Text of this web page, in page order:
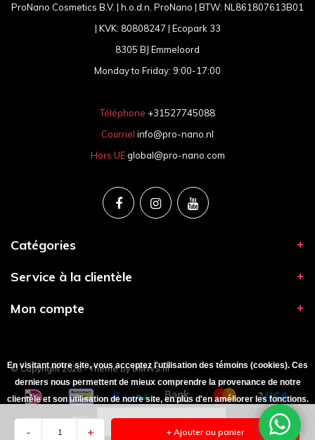
- + + Ajouter au panier
ProNano Cosmetics B.V. | h.o.d.n. ProNano | BTW: NL861807613B01
| KVK: 80808247 | Ecopark 33
8305 BJ Emmeloord
Monday to Friday: 9:00-17:00
Téléphone +31527745088
Courriel info@pro-nano.nl
Hors UE global@pro-nano.com
Catégories
Service à la clientèle
Mon compte
© Copyright 2026 - Theme byDMWS.nl
En visitant notre site, vous acceptez l'utilisation des témoins (cookies). Ces
derniers nous permettent de mieux comprendre la provenance de notre
clientèle et son utilisation de notre site, en plus d'en améliorer les fonctions.